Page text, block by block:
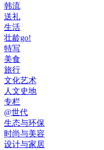
韩流
送礼
生活
壮龄go!
特写
美食
旅行
文化艺术
人文史地
专栏
@世代
生态与环保
时尚与美容
设计与家居